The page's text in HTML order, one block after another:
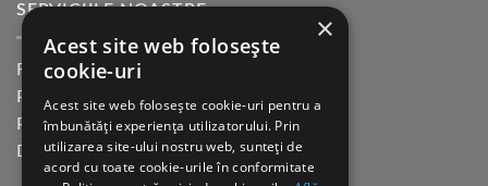
SERVICIILE NOASTRE
Returnare in 30 de zile
Plata cu cardul Guerrilla
Plata in rate fara dobanda
Distributie sau profesionisti
×
Acest site web folosește
cookie-uri
Acest site web folosește cookie-uri pentru a
îmbunătăți experiența utilizatorului. Prin
utilizarea site-ului nostru web, sunteți de
acord cu toate cookie-urile în conformitate